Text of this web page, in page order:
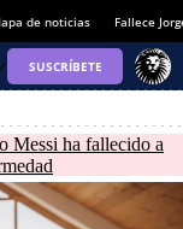
de noticias Fallece
Messi ha fallecido a